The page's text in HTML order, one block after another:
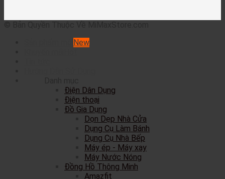
Điện Dân Dụng
Điện thoại
Đồ Gia Dụng
Dọn Dẹp Nhà Cửa
Dụng Cụ Làm Bánh
Dụng Cụ Nhà Bếp
Máy ép - Máy xay
Máy Nước Nóng
Đồng Hồ Thông Minh
Amazfit